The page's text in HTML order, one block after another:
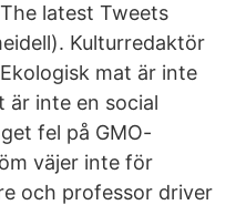
latest Tweets
Kulturredaktör
mat är inte
är inte en social
fel på GMO-
väjer inte för
och professor driver